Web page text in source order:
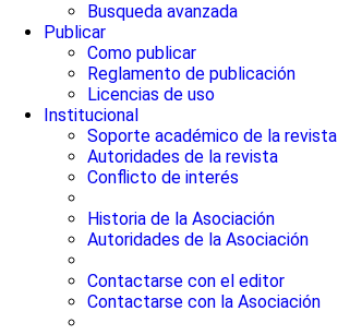
Busqueda avanzada
Publicar
Como publicar
Reglamento de publicación
Licencias de uso
Institucional
Soporte académico de la revista
Autoridades de la revista
Conflicto de interés
Historia de la Asociación
Autoridades de la Asociación
Contactarse con el editor
Contactarse con la Asociación